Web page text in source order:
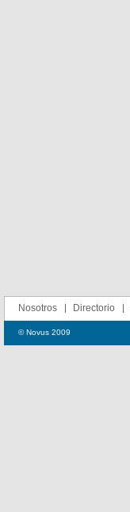
Nosotros Directorio
© Novus 2009